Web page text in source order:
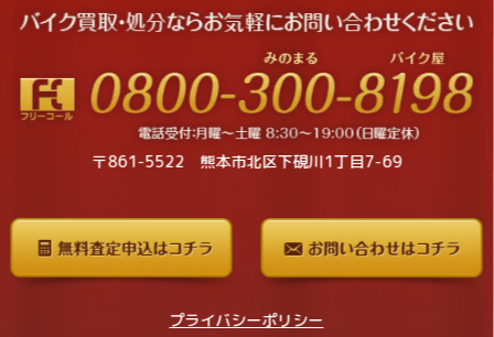
〒861-5522 熊本市北区下硯川1丁目7-69
プライバシーポリシー